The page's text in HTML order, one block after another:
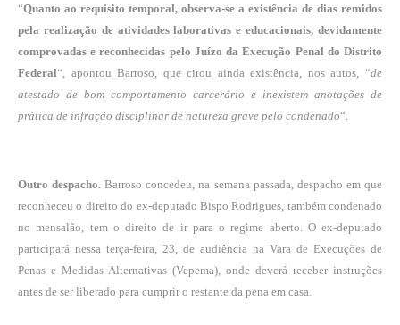
“Quanto ao requisito temporal, observa-se a existência de dias remidos
pela realização de atividades laborativas e educacionais, devidamente
comprovadas e reconhecidas pelo Juízo da Execução Penal do Distrito
Federal“, apontou Barroso, que citou ainda existência, nos autos, “de
atestado de bom comportamento carcerário e inexistem anotações de
prática de infração disciplinar de natureza grave pelo condenado“.
Outro despacho.Barroso concedeu, na semana passada, despacho em que
reconheceu o direito do ex-deputado Bispo Rodrigues, também condenado
no mensalão, tem o direito de ir para o regime aberto. O ex-deputado
participará nessa terça-feira, 23, de audiência na Vara de Execuções de
Penas e Medidas Alternativas (Vepema), onde deverá receber instruções
antes de ser liberado para cumprir o restante da pena em casa.